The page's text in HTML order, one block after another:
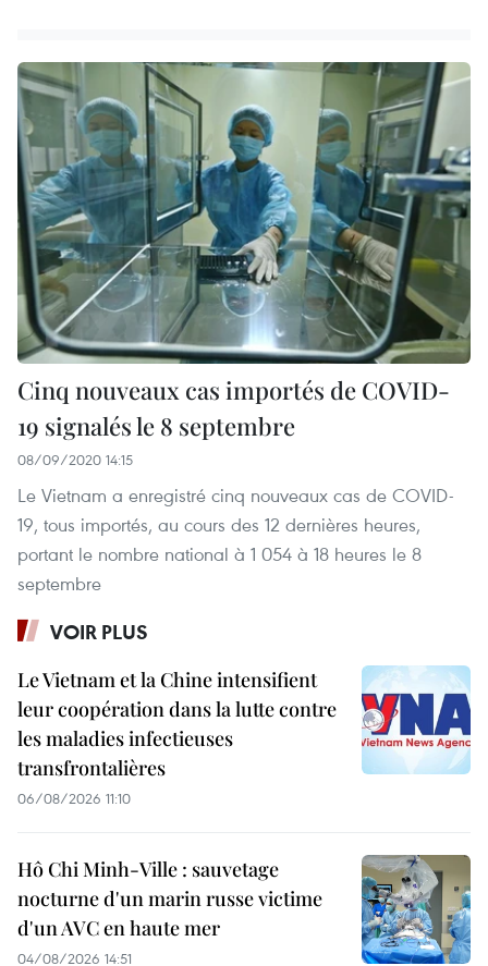
Cinq nouveaux cas importés de COVID-
19 signalés le 8 septembre
08/09/2020 14:15
Le Vietnam a enregistré cinq nouveaux cas de COVID-
19, tous importés, au cours des 12 dernières heures,
portant le nombre national à 1 054 à 18 heures le 8
septembre
VOIR PLUS
Le Vietnam et la Chine intensifient
leur coopération dans la lutte contre
les maladies infectieuses
transfrontalières
06/08/2026 11:10
Hô Chi Minh-Ville : sauvetage
nocturne d'un marin russe victime
d'un AVC en haute mer
04/08/2026 14:51